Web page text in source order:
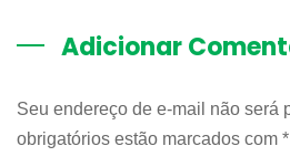
Adicionar
Seu endereço de e-mail não será
obrigatórios estão marcados com *